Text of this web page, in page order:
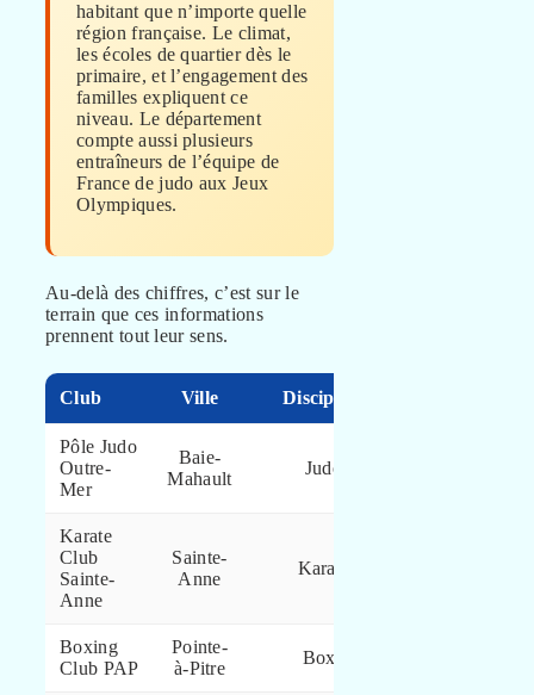
habitant que n’importe quelle
région française. Le climat,
les écoles de quartier dès le
primaire, et l’engagement des
familles expliquent ce
niveau. Le département
compte aussi plusieurs
entraîneurs de l’équipe de
France de judo aux Jeux
Olympiques.
Au-delà des chiffres, c’est sur le
terrain que ces informations
prennent tout leur sens.
Club Ville Discipline
Pôle Judo
Outre-
Mer
Baie-
Mahault
Judo
Karate
Club
Sainte-
Anne
Sainte-
Anne
Karaté
Boxing
Club PAP
Pointe-
à-Pitre
Boxe